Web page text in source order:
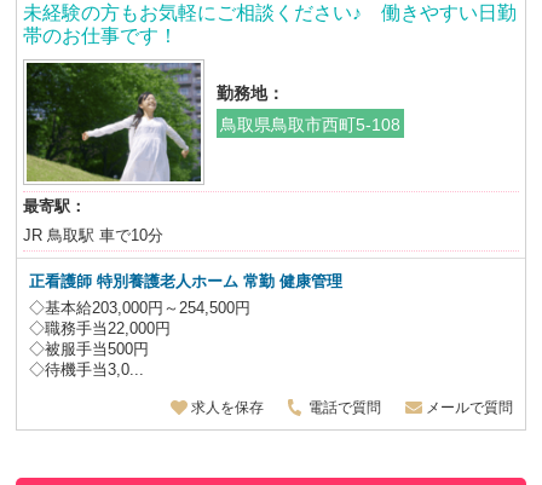
未経験の方もお気軽にご相談ください♪ 働きやすい日勤
帯のお仕事です！
勤務地：
鳥取県鳥取市西町5-108
最寄駅：
JR 鳥取駅 車で10分
正看護師特別養護老人ホーム常勤 健康管理
◇基本給203,000円～254,500円
◇職務手当22,000円
◇被服手当500円
◇待機手当3,0...
求人を保存 電話で質問 メールで質問